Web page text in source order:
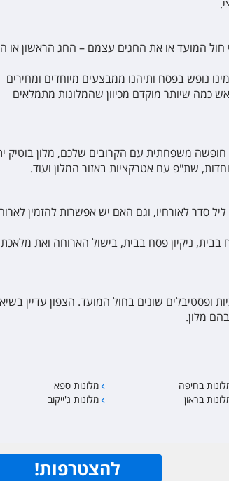
המועד או את החגים עצמם – החג הראשון או
נופש בפסח ותיהנו ממבצעים מיוחדים ומחירים
כמה שיותר מוקדם מכיוון שהמלונות מתמלאים
משפחתית עם הקרובים שלכם, מלון בוטיק
שת"פ עם אטרקציות באזור המלון ועוד.
סדר לאורחיו, וגם האם יש אפשרות להזמין
ניקיון פסח בבית, בישול הארוחה ואת מלאכת
ופסטיבלים שונים בחול המועד. הצפון עדיין בשיא
מלון.
בחיפה
מלונות ספא
בראון
מלונות ג'ייקוב
להצטרפות!